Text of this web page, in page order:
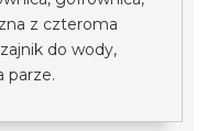
z czteroma
do wody,
parze.